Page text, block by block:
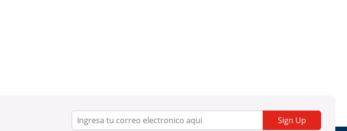
Sign Up